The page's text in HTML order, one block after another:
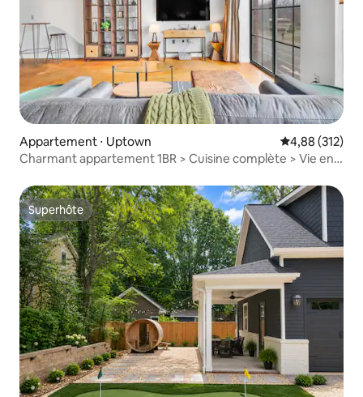
Appartement ⋅ Uptown Évaluation
4,88 (312)
Charmant appartement 1BR > Cuisine complète > Vie en
Superhôte
Superhôte